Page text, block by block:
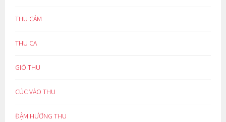
THU CẢM
THU CA
GIÓ THU
CÚC VÀO THU
ĐẬM HƯƠNG THU